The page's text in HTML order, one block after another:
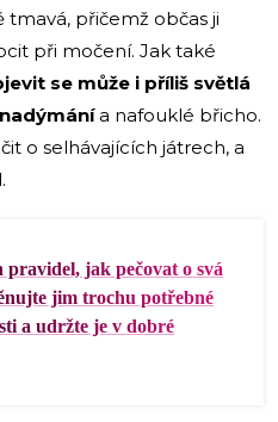
přičemž občas ji
při močení. Jak také
se může i příliš světlá
a nafouklé břicho.
o selhávajících játrech, a
pravidel, jak pečovat o svá
jim trochu potřebné
a udržte je v dobré